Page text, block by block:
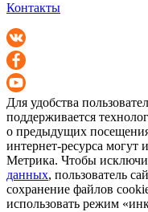
Контакты
Для удобства
поддерживается
о предыдущих
интернет-ресурса могут
Метрика. Чтобы
данных, пользователь
сохранение файлов
использовать режим